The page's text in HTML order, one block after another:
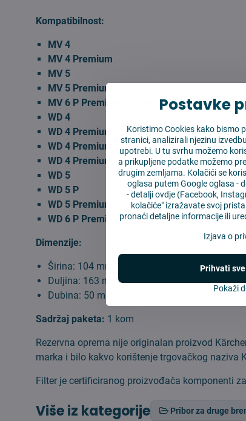
Kompatibilnost:
MV 4
MV 4 Premium
MV 5
MV 5 Premium
MV 6 P Premium *EU-III
WD 4
WD 4 Premium
WD 4 Premium Car
WD 4 Premium Renovation
WD 5
WD 5 P
WD 5 Premium
WD 6 P Premium
Dimenzije:
Širina: 104 mm
Duljina: 163 mm
Dubina: 50 mm
Sadržaj paketa: 1 kom
Rezervna oprema nije originalan proizvod
marka i bilo kakvo korištenje trgovačkog naziva
Filter je certificiranog proizvođača komponenti
Više iz kategorije Pribor za druge
Postavke
Koristimo Cookies kako bismo
stranici, analizirali njezinu
upotrebi. U tu svrhu možemo
a prikupljene podatke možemo
drugim zemljama. Kolačići se
oglasa putem Google oglasa -
-detalji ovdje (Facebook,
kolačiće" izražavate svoj
pronaći detaljne informacije ili
Izjava o
Pokaži
Prihvati